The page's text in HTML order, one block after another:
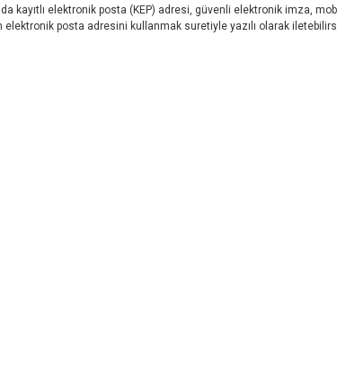
kayıtlı elektronik posta (KEP) adresi, güvenli elektronik imza,
elektronik posta adresini kullanmak suretiyle yazılı olarak